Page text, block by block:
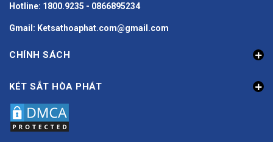
Hotline: 1800.9235 - 0866895234
Gmail: Ketsathoaphat.com@gmail.com
CHÍNH SÁCH
KÉT SẮT HÒA PHÁT